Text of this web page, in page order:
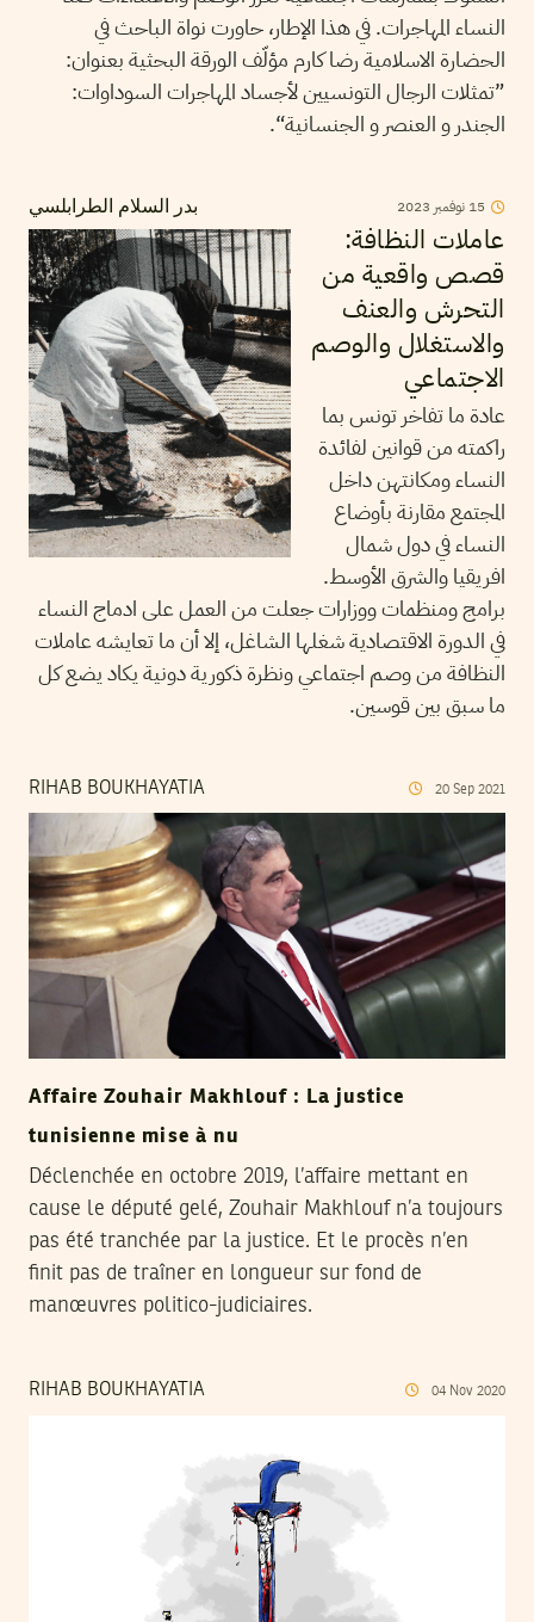
النساء المهاجرات. في هذا الإطار، حاورت نواة الباحث في
الحضارة الاسلامية رضا كارم مؤلّف الورقة البحثية بعنوان:
”تمثلات الرجال التونسيين لأجساد المهاجرات السوداوات:
الجندر و العنصر و الجنسانية“.
بدر السلام الطرابلسي 15 نوفمبر 2023
عاملات النظافة:
قصص واقعية من
التحرش والعنف
والاستغلال والوصم
الاجتماعي
عادة ما تفاخر تونس بما
راكمته من قوانين لفائدة
النساء ومكانتهن داخل
المجتمع مقارنة بأوضاع
النساء في دول شمال
افريقيا والشرق الأوسط.
برامج ومنظمات ووزارات جعلت من العمل على ادماج النساء
في الدورة الاقتصادية شغلها الشاغل، إلا أن ما تعايشه عاملات
النظافة من وصم اجتماعي ونظرة ذكورية دونية يكاد يضع كل
ما سبق بين قوسين.
RIHAB BOUKHAYATIA 20 Sep 2021
Affaire Zouhair Makhlouf : La justice
tunisienne mise à nu
Déclenchée en octobre 2019, l’affaire mettant en
cause le député gelé, Zouhair Makhlouf n’a toujours
pas été tranchée par la justice. Et le procès n’en
finit pas de traîner en longueur sur fond de
manœuvres politico-judiciaires.
RIHAB BOUKHAYATIA 04 Nov 2020